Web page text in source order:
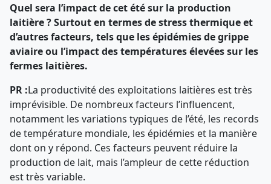
Quel sera l’impact de cet été sur la production
laitière ? Surtout en termes de stress thermique et
d’autres facteurs, tels que les épidémies de grippe
aviaire ou l’impact des températures élevées sur les
fermes laitières.
PR :La productivité des exploitations laitières est très
imprévisible. De nombreux facteurs l’influencent,
notamment les variations typiques de l’été, les records
de température mondiale, les épidémies et la manière
dont on y répond. Ces facteurs peuvent réduire la
production de lait, mais l’ampleur de cette réduction
est très variable.